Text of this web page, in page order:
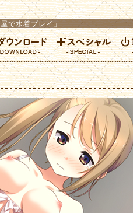
で水着プレイ」